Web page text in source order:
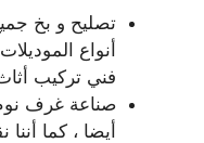
تصليح و بخ
أنواع
فني تركيب
صناعة غرف
أيضا ، كما